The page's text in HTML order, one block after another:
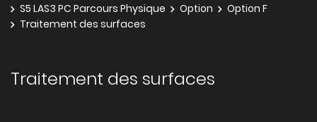
S5 LAS3 PC Parcours Physique
Option
Option F
Traitement des surfaces
Traitement des surfaces